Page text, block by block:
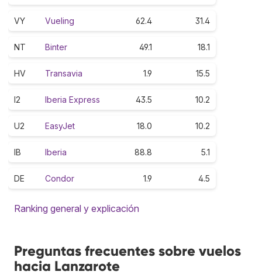
VY Vueling 62.4 31.4
NT Binter 49.1 18.1
HV Transavia 1.9 15.5
I2 Iberia Express 43.5 10.2
U2 EasyJet 18.0 10.2
IB Iberia 88.8 5.1
DE Condor 1.9 4.5
Ranking general y explicación
Preguntas frecuentes sobre vuelos
hacia Lanzarote